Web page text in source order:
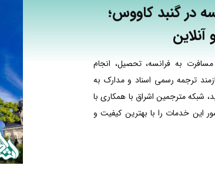
در گنبد کاووس؛
به فرانسه، تحصیل، انجام
ترجمه رسمی اسناد و مدارک به
شبکه مترجمین اشراق با همکاری با
این خدمات را با بهترین کیفیت و